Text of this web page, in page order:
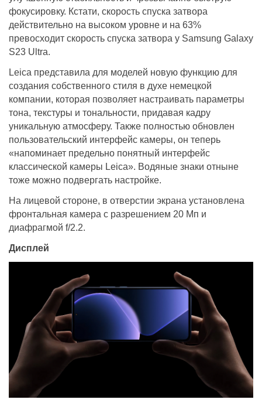
фокусировку. Кстати, скорость спуска затвора
действительно на высоком уровне и на 63%
превосходит скорость спуска затвора у Samsung Galaxy
S23 Ultra.
Leica представила для моделей новую функцию для
создания собственного стиля в духе немецкой
компании, которая позволяет настраивать параметры
тона, текстуры и тональности, придавая кадру
уникальную атмосферу. Также полностью обновлен
пользовательский интерфейс камеры, он теперь
«напоминает предельно понятный интерфейс
классической камеры Leica». Водяные знаки отныне
тоже можно подвергать настройке.
На лицевой стороне, в отверстии экрана установлена
фронтальная камера с разрешением 20 Мп и
диафрагмой f/2.2.
Дисплей